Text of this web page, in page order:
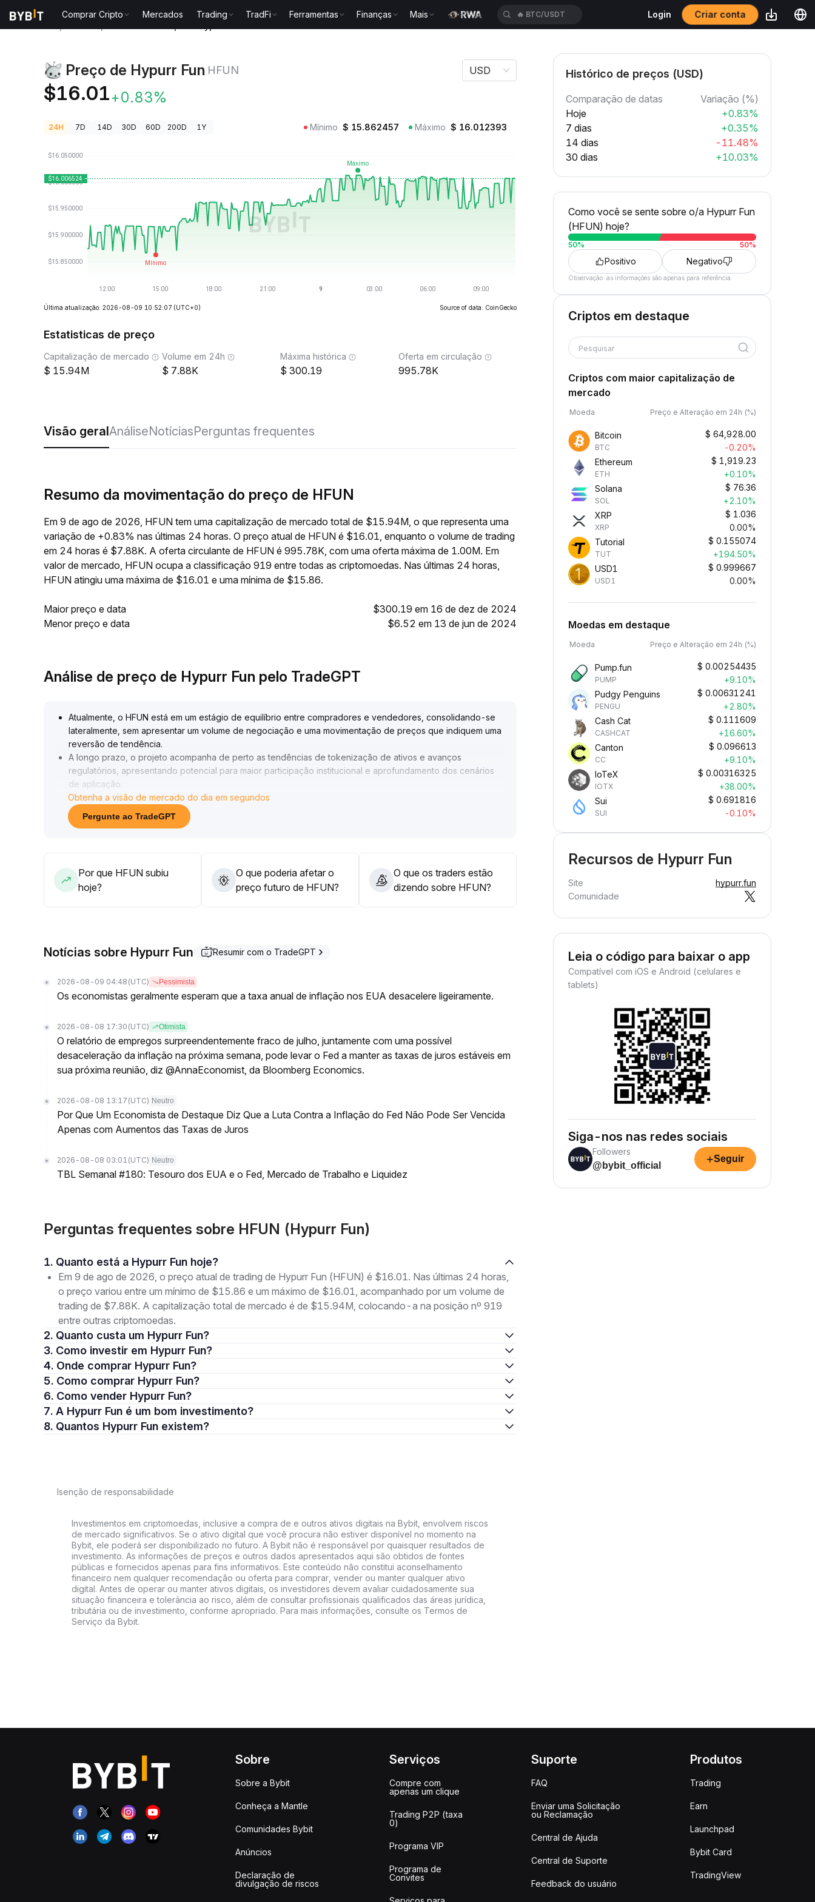
Comprar Cripto Mercados Trading TradFi Ferramentas Finanças Mais 🔥 TUTUSDT Login Criar conta
Preço de Hypurr Fun HFUN
$16.01+0.83%
USD
24H 7D 14D 30D 60D 200D 1Y Mínimo $ 15.862457 Máximo $ 16.012393
Última atualização: 2026-08-09 10:52:07 (UTC+0) Source of data: CoinGecko
Estatisticas de preço
Capitalização de mercado
15.94M
Volume em 24h
7.88K
Máxima histórica
300.19
Oferta em circulação
995.78K
Visão geralAnáliseNotíciasPerguntas frequentes
Resumo da movimentação do preço de HFUN
Em 9 de ago de 2026, HFUN tem uma capitalização de mercado total de $15.94M, o que representa uma
variação de +0.83% nas últimas 24 horas. O preço atual de HFUN é $16.01, enquanto o volume de trading
em 24 horas é $7.88K. A oferta circulante de HFUN é 995.78K, com uma oferta máxima de 1.00M. Em
valor de mercado, HFUN ocupa a classificação 919 entre todas as criptomoedas. Nas últimas 24 horas,
HFUN atingiu uma máxima de $16.01 e uma mínima de $15.86.
Maior preço e data
$300.19 em 16 de dez de 2024
Menor preço e data
$6.52 em 13 de jun de 2024
Análise de preço de Hypurr Fun pelo TradeGPT
Atualmente, o HFUN está em um estágio de equilíbrio entre compradores e vendedores, consolidando-se
lateralmente, sem apresentar um volume de negociação e uma movimentação de preços que indiquem uma
reversão de tendência.
A longo prazo, o projeto acompanha de perto as tendências de tokenização de ativos e avanços
regulatórios, apresentando potencial para maior participação institucional e aprofundamento dos cenários
de aplicação
Como estratégia, recomenda-se observar a quebra e liberação de volume na faixa de 1,25-1,38; aguardar
sinais de aceleração da regulamentação ou da tokenização para oportunidades de aumentar a posição
Antes de uma ruptura efetiva, atente-se ao risco de consolidação lateral ou retração, controlando a
Obtenha a visão de mercado do dia em segundos
Pergunte ao TradeGPT
Por que HFUN subiu
hoje?
O que poderia afetar o
preço futuro de HFUN?
O que os traders estão
dizendo sobre HFUN?
Notícias sobre Hypurr Fun Resumir com o TradeGPT
2026-08-09 04:48 (UTC) Pessimista
Os economistas geralmente esperam que a taxa anual de inflação nos EUA desacelere ligeiramente.
2026-08-08 17:30 (UTC) Otimista
O relatório de empregos surpreendentemente fraco de julho, juntamente com uma possível
desaceleração da inflação na próxima semana, pode levar o Fed a manter as taxas de juros estáveis em
sua próxima reunião, diz @AnnaEconomist, da Bloomberg Economics.
2026-08-08 13:17 (UTC) Neutro
Por Que Um Economista de Destaque Diz Que a Luta Contra a Inflação do Fed Não Pode Ser Vencida
Apenas com Aumentos das Taxas de Juros
2026-08-08 03:01 (UTC) Neutro
TBL Semanal #180: Tesouro dos EUA e o Fed, Mercado de Trabalho e Liquidez
Perguntas frequentes sobre HFUN (Hypurr Fun)
1. Quanto está a Hypurr Fun hoje?
Em 9 de ago de 2026, o preço atual de trading de Hypurr Fun (HFUN) é $16.01. Nas últimas 24 horas,
o preço variou entre um mínimo de $15.86 e um máximo de $16.01, acompanhado por um volume de
trading de $7.88K. A capitalização total de mercado é de $15.94M, colocando-a na posição nº 919
entre outras criptomoedas.
2. Quanto custa um Hypurr Fun?
3. Como investir em Hypurr Fun?
4. Onde comprar Hypurr Fun?
5. Como comprar Hypurr Fun?
6. Como vender Hypurr Fun?
7. A Hypurr Fun é um bom investimento?
8. Quantos Hypurr Fun existem?
Isenção de responsabilidade
Investimentos em criptomoedas, inclusive a compra de e outros ativos digitais na Bybit, envolvem riscos
de mercado significativos. Se o ativo digital que você procura não estiver disponível no momento na
Bybit, ele poderá ser disponibilizado no futuro. A Bybit não é responsável por quaisquer resultados de
investimento. As informações de preços e outros dados apresentados aqui são obtidos de fontes
públicas e fornecidos apenas para fins informativos. Este conteúdo não constitui aconselhamento
financeiro nem qualquer recomendação ou oferta para comprar, vender ou manter qualquer ativo
digital. Antes de operar ou manter ativos digitais, os investidores devem avaliar cuidadosamente sua
situação financeira e tolerância ao risco, além de consultar profissionais qualificados das áreas jurídica,
tributária ou de investimento, conforme apropriado. Para mais informações, consulte os Termos de
Serviço da Bybit.
Histórico de preços (USD)
Comparação de datas
Variação (%)
Hoje
+0.83%
7 dias
+0.35%
14 dias
-11.48%
30 dias
+10.03%
Como você se sente sobre o/a Hypurr Fun
(HFUN) hoje?
50% 50%
Positivo Negativo
Observação: as informações são apenas para referência.
Criptos em destaque
Pesquisar
Criptos com maior capitalização de
mercado
Moeda Preço e Alteração em 24h (%)
Bitcoin
BTC
$ 64,928.00
-0.20%
Ethereum
ETH
$ 1,919.23
+0.10%
Solana
SOL
$ 76.36
+2.10%
XRP
XRP
$ 1.036
0.00%
Tutorial
TUT
$ 0.155074
+194.50%
USD1
USD1
$ 0.999667
0.00%
Moedas em destaque
Moeda Preço e Alteração em 24h (%)
Pump.fun
PUMP
$ 0.00254435
+9.10%
Pudgy Penguins
PENGU
$ 0.00631241
+2.80%
Cash Cat
CASHCAT
$ 0.111609
+16.60%
Canton
CC
$ 0.096613
+9.10%
IoTeX
IOTX
$ 0.00316325
+38.00%
Sui
SUI
$ 0.691816
-0.10%
Recursos de Hypurr Fun
Site
hypurr.fun
Comunidade
Leia o código para baixar o app
Compatível com iOS e Android (celulares e
tablets)
Siga-nos nas redes sociais
Followers
@bybit_official
+Seguir
Sobre
Sobre a Bybit
Conheça a Mantle
Comunidades Bybit
Anúncios
Declaração de
divulgação de riscos
Serviços
Compre com
apenas um clique
Trading P2P (taxa
0)
Programa VIP
Programa de
Convites
Suporte
FAQ
Enviar uma Solicitação
ou Reclamação
Central de Ajuda
Central de Suporte
Feedback do usuário
Produtos
Trading
Earn
Launchpad
Bybit Card
TradingView